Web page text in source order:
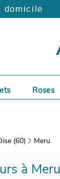
domicile
Roses
(60) Meru
à